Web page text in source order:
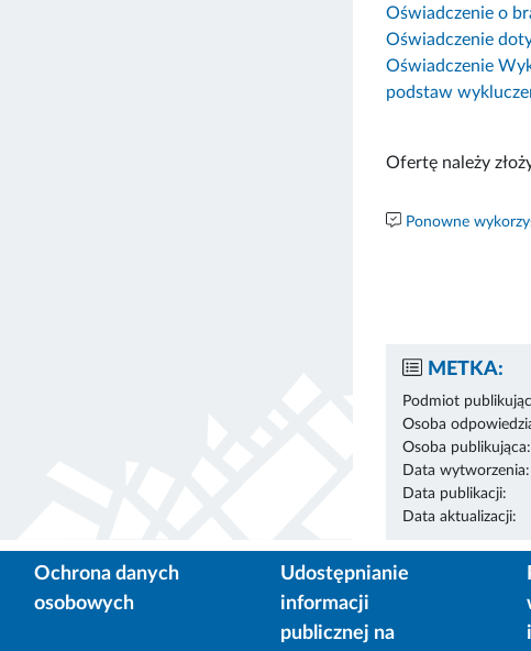
Oświadczenie o
Oświadczenie
Oświadczenie
podstaw
Ofertę należy
Ponowne
METKA:
Podmiot
Osoba
Osoba publikująca:
Data wytworzenia:
Data publikacji:
Data aktualizacji:
Ochrona danych
osobowych
Udostępnianie
informacji
publicznej na